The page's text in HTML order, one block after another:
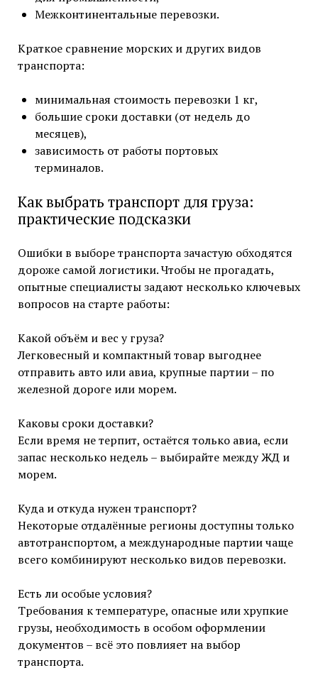
Межконтинентальные перевозки.
Краткое сравнение морских и других видов
транспорта:
минимальная стоимость перевозки 1 кг,
большие сроки доставки (от недель до
месяцев),
зависимость от работы портовых
терминалов.
Как выбрать транспорт для груза:
практические подсказки
Ошибки в выборе транспорта зачастую обходятся
дороже самой логистики. Чтобы не прогадать,
опытные специалисты задают несколько ключевых
вопросов на старте работы:
Какой объём и вес у груза?
Легковесный и компактный товар выгоднее
отправить авто или авиа, крупные партии – по
железной дороге или морем.
Каковы сроки доставки?
Если время не терпит, остаётся только авиа, если
запас несколько недель – выбирайте между ЖД и
морем.
Куда и откуда нужен транспорт?
Некоторые отдалённые регионы доступны только
автотранспортом, а международные партии чаще
всего комбинируют несколько видов перевозки.
Есть ли особые условия?
Требования к температуре, опасные или хрупкие
грузы, необходимость в особом оформлении
документов – всё это повлияет на выбор
транспорта.